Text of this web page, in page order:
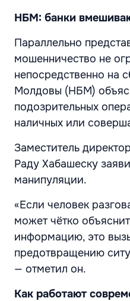
НБМ: банки
Параллельно
мошенничество не
непосредственно на
Молдовы (НБМ)
подозрительных
наличных или
Заместитель
Раду Хабашеску
манипуляции.
«Если человек
может чётко
информацию, это
предотвращению
— отметил он.
Как работают